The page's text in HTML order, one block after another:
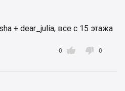
+ dear_julia, все с 15 этажа

0  0